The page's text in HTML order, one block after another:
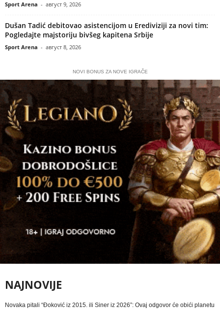
Sport Arena - август 9, 2026
Dušan Tadić debitovao asistencijom u Erediviziji za novi tim:
Pogledajte majstoriju bivšeg kapitena Srbije
Sport Arena - август 8, 2026
NOVI BONUS ZA NOVE IGRAČE
NAJNOVIJE
Novaka pitali “Đoković iz 2015. ili Siner iz 2026”: Ovaj odgovor će obići planetu